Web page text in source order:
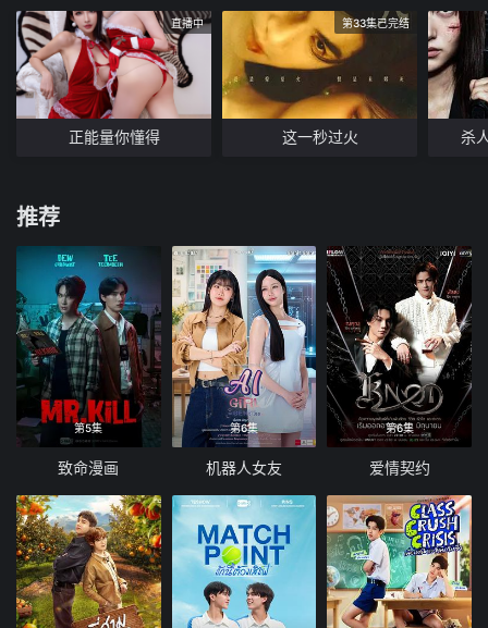
直播中
正能量你懂得
第33集已完结
这一秒过火 杀
推荐
第5集
致命漫画
第6集
机器人女友
第6集
爱情契约